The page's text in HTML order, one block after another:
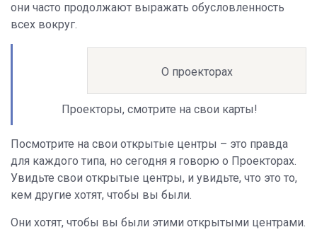
они часто продолжают выражать обусловленность
всех вокруг.
О проекторах
Проекторы, смотрите на свои карты!
Посмотрите на свои открытые центры – это правда
для каждого типа, но сегодня я говорю о Проекторах.
Увидьте свои открытые центры, и увидьте, что это то,
кем другие хотят, чтобы вы были.
Они хотят, чтобы вы были этими открытыми центрами.